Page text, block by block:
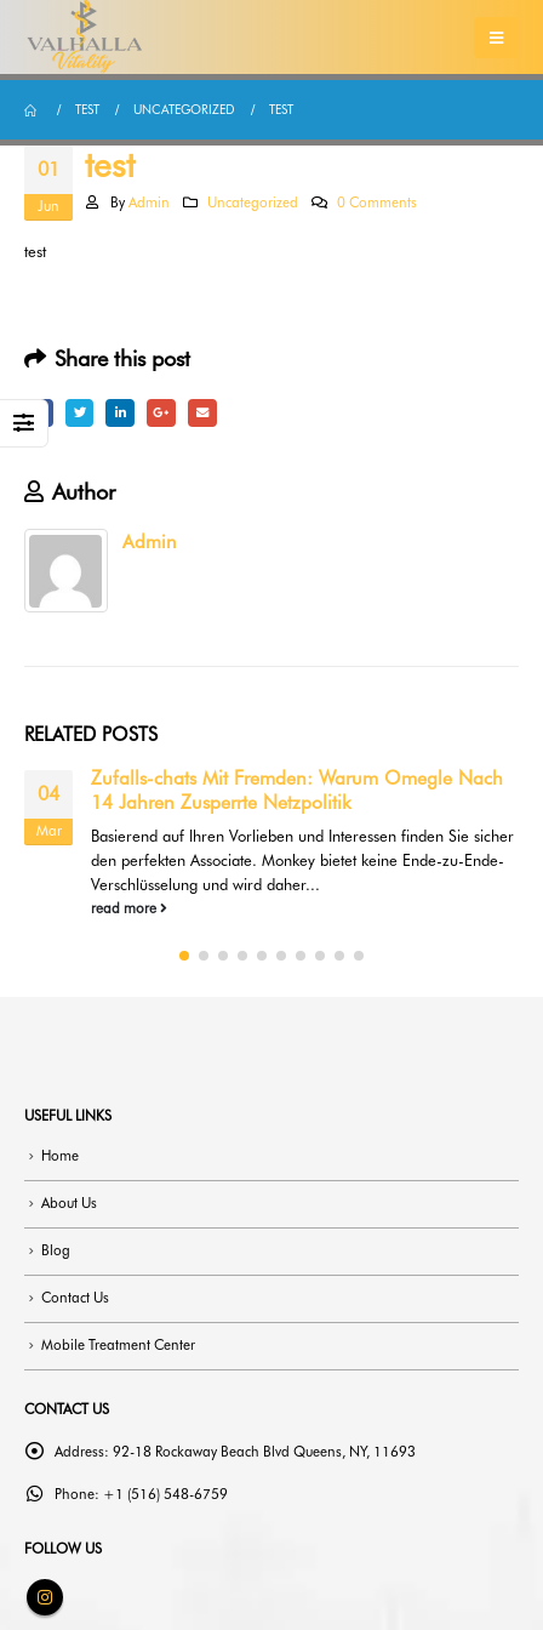
TEST UNCATEGORIZED TEST
01
Jun
test
By Admin Uncategorized 0 Comments
test
Share this post
Author
Admin
RELATED POSTS
04
Mar
Zufalls-chats Mit Fremden: Warum Omegle Nach
14 Jahren Zusperrte Netzpolitik
Basierend auf Ihren Vorlieben und Interessen finden Sie sicher
den perfekten Associate. Monkey bietet keine Ende-zu-Ende-
Verschlüsselung und wird daher...
read more
USEFUL LINKS
Home
About Us
Blog
Contact Us
Mobile Treatment Center
CONTACT US
Address: 92-18 Rockaway Beach Blvd Queens, NY, 11693
Phone: +1 (516) 548-6759
FOLLOW US